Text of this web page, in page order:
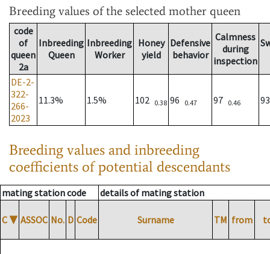
Breeding values of the selected mother queen
code
of
queen
2a
Inbreeding
Queen
Inbreeding
Worker
Honey
yield
Defensive
behavior
Calmness
during
inspection
DE-2-
322-
266-
2023
11.3% 1.5% 102 0.38 96 0.47 97 0.46
Breeding values and inbreeding
coefficients of potential descendants
mating station code details of mating station
C ▼ ASSOC No. D Code Surname TM from